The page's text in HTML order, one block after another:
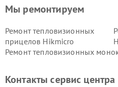
Мы ремонтируем
Ремонт тепловизионных
прицелов Hikmicro
Ремонт тепловизионных
Контакты сервис центра